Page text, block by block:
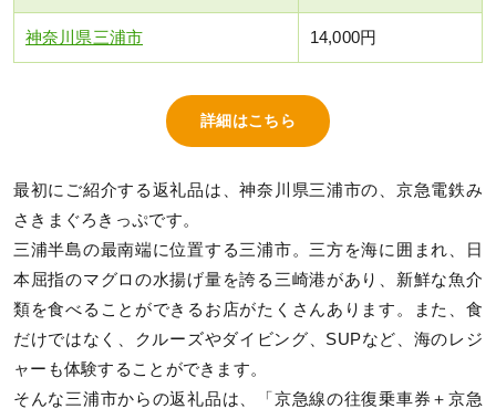
神奈川県三浦市 14,000円
詳細はこちら
最初にご紹介する返礼品は、神奈川県三浦市の、京急電鉄み
さきまぐろきっぷです。
三浦半島の最南端に位置する三浦市。三方を海に囲まれ、日
本屈指のマグロの水揚げ量を誇る三崎港があり、新鮮な魚介
類を食べることができるお店がたくさんあります。また、食
だけではなく、クルーズやダイビング、SUPなど、海のレジ
ャーも体験することができます。
そんな三浦市からの返礼品は、「京急線の往復乗車券＋京急